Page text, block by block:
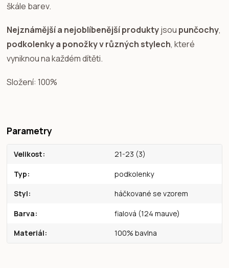
škále barev.
Nejznámější a nejoblíbenější produktyjsou punčochy,
podkolenky a ponožky v různých stylech, které
vyniknou na každém dítěti.
Složení: 100%
Parametry
Velikost 21-23 (3)
Typ podkolenky
Styl háčkované se vzorem
Barva fialová (124 mauve)
Materiál 100% bavlna